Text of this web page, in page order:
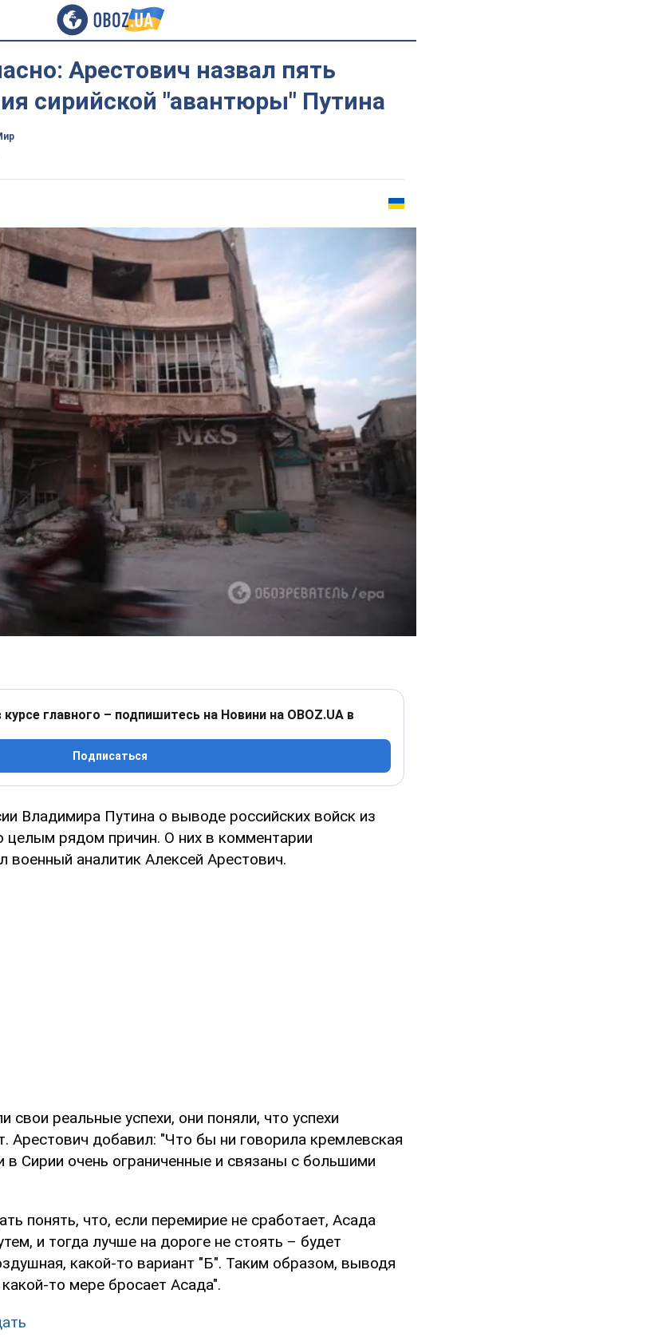
Арестович назвал пять
сирийской "авантюры" Путина
главного – подпишитесь на Новини на OBOZ.UA в
Подписаться
Владимира Путина о выводе российских войск из
целым рядом причин. О них в комментарии
военный аналитик Алексей Арестович.
свои реальные успехи, они поняли, что успехи
Арестович добавил: "Что бы ни говорила кремлевская
в Сирии очень ограниченные и связаны с большими
понять, что, если перемирие не сработает, Асада
и тогда лучше на дороге не стоять – будет
какой-то вариант "Б". Таким образом, выводя
то мере бросает Асада".